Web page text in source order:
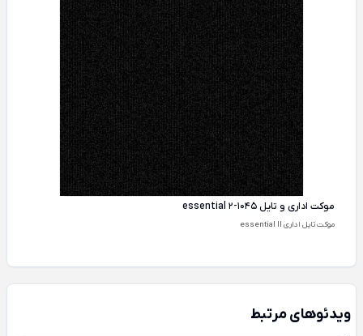
موکت اداری و تایل essential 2-1045
موکت تایل اداری essential II
ویدئوهای مرتبط